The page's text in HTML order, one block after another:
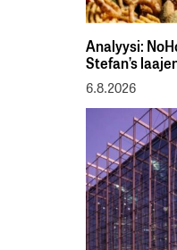
Analyysi:
Stefan’s
6.8.2026